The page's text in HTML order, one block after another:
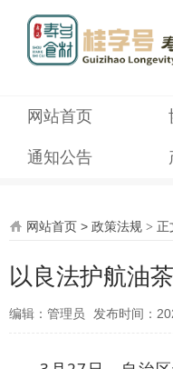
网站首页
通知公告
网站首页 > 政策法规 > 正
以良法护航油
编辑：管理员 发布时间：